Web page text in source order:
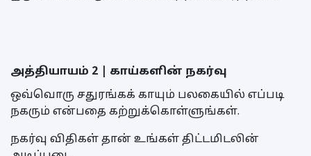
அத்தியாயம் 2 | காய்களின் நகர்வு
ஒவ்வொரு சதுரங்கக் காயும் பலகையில் எப்படி
நகரும் என்பதை கற்றுக்கொள்ளுங்கள்.
நகர்வு விதிகள் தான் உங்கள் திட்டமிடலின்